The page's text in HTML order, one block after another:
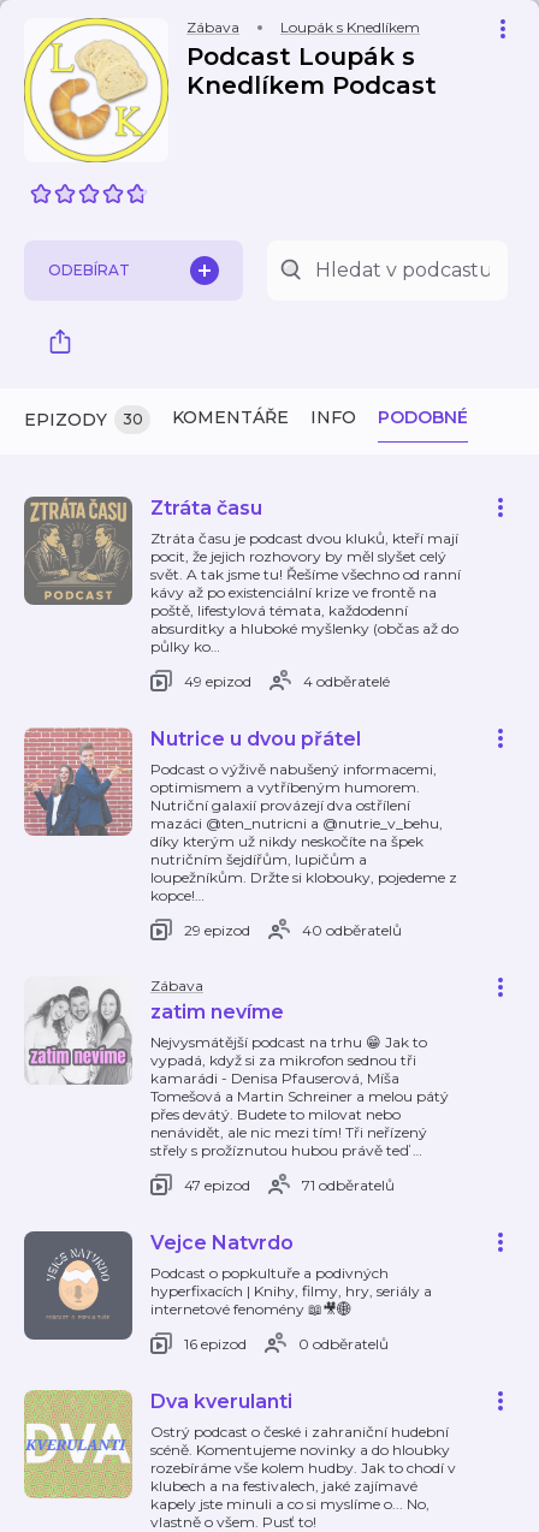
Zábava Loupák s Knedlíkem
Podcast Loupák s
Knedlíkem Podcast
ODEBÍRAT
EPIZODY 30 KOMENTÁŘE INFO PODOBNÉ
Ztráta času
Ztráta času je podcast dvou kluků, kteří mají
pocit, že jejich rozhovory by měl slyšet celý
svět. A tak jsme tu! Řešíme všechno od ranní
kávy až po existenciální krize ve frontě na
poště, lifestylová témata, každodenní
absurditky a hluboké myšlenky (občas až do
půlky ko…
49 epizod
4 odběratelé
Nutrice u dvou přátel
Podcast o výživě nabušený informacemi,
optimismem a vytříbeným humorem.
Nutriční galaxií provázejí dva ostřílení
mazáci @ten_nutricni a @nutrie_v_behu,
díky kterým už nikdy neskočíte na špek
nutričním šejdířům, lupičům a
loupežníkům. Držte si klobouky, pojedeme z
kopce!…
29 epizod
40 odběratelů
Zábava
zatim nevíme
Nejvysmátější podcast na trhu 😁 Jak to
vypadá, když si za mikrofon sednou tři
kamarádi - Denisa Pfauserová, Míša
Tomešová a Martin Schreiner a melou pátý
přes devátý. Budete to milovat nebo
nenávidět, ale nic mezi tím! Tři neřízený
střely s prožíznutou hubou právě teď…
47 epizod
71 odběratelů
Vejce Natvrdo
Podcast o popkultuře a podivných
hyperfixacích | Knihy, filmy, hry, seriály a
internetové fenomény 📖🎥🌐
16 epizod
0 odběratelů
Dva kverulanti
Ostrý podcast o české i zahraniční hudební
scéně. Komentujeme novinky a do hloubky
rozebíráme vše kolem hudby. Jak to chodí v
klubech a na festivalech, jaké zajímavé
kapely jste minuli a co si myslíme o... No,
vlastně o všem. Pusť to!